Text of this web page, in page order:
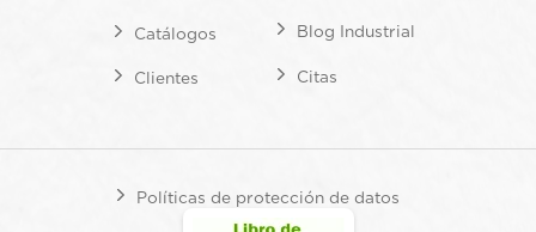
Catálogos
Clientes
Blog Industrial
Citas
Políticas de protección de datos